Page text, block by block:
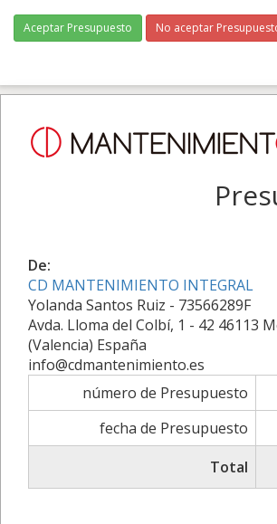
Aceptar Presupuesto
No aceptar
De:
CD MANTENIMIENTO INTEGRAL
Yolanda Santos Ruiz - 73566289F
Avda. Lloma del Colbí, 1 - 42 46113
(Valencia) España
info@cdmantenimiento.es
número de Presupuesto
fecha de Presupuesto
Total